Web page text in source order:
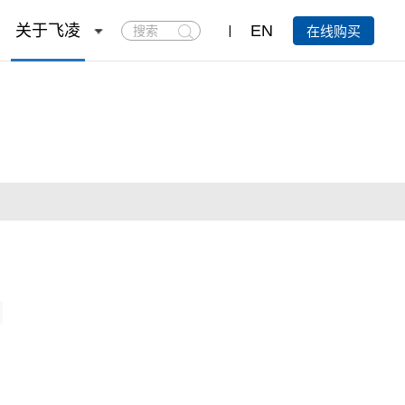
关于飞凌
搜
索
EN 在线购买